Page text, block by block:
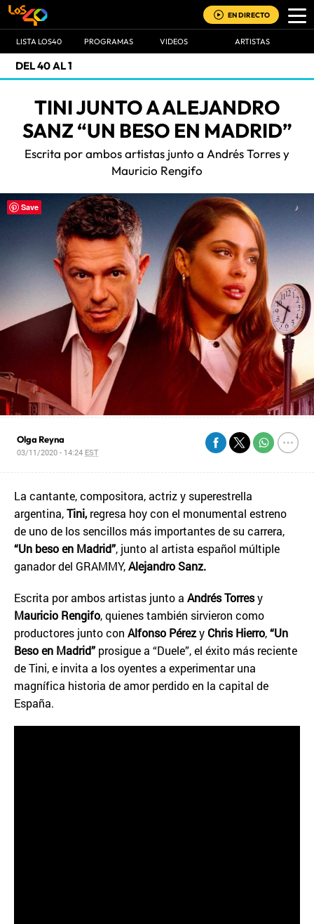
EN DIRECTO
LISTA LOS40 PROGRAMAS VIDEOS ARTISTAS
DEL 40 AL 1
TINI JUNTO A ALEJANDRO
SANZ “UN BESO EN MADRID”
Escrita por ambos artistas junto a Andrés Torres y
Mauricio Rengifo
Olga Reyna
03/11/2020 - 14:24 EST
La cantante, compositora, actriz y superestrella
argentina,Tini,regresa hoy con el monumental estreno
de uno de los sencillos más importantes de su carrera,
“Un beso en Madrid”, junto al artista español múltiple
ganador del GRAMMY,Alejandro Sanz.
Escrita por ambos artistas junto a Andrés Torresy
Mauricio Rengifo, quienes también sirvieron como
productores junto con Alfonso Pérezy Chris Hierro,“Un
Beso en Madrid” prosigue a “Duele”, el éxito más reciente
de Tini, e invita a los oyentes a experimentar una
magnífica historia de amor perdido en la capital de
España.
Save